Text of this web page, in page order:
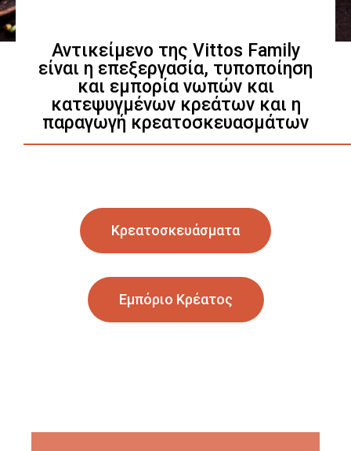
Αντικείμενο της Vittos Family
είναι η επεξεργασία, τυποποίηση
και εμπορία νωπών και
κατεψυγμένων κρεάτων και η
παραγωγή κρεατοσκευασμάτων
Κρεατοσκευάσματα
Εμπόριο Κρέατος